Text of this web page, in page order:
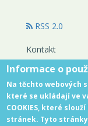
RSS 2.0
Kontakt
www.opzp.cz
zelená linka:
dotazy@sfzp.cz
Copyright ©
Vytvořilo:
Informace o
Na těchto webových
které se ukládají ve
COOKIES, které
stránek. Tyto